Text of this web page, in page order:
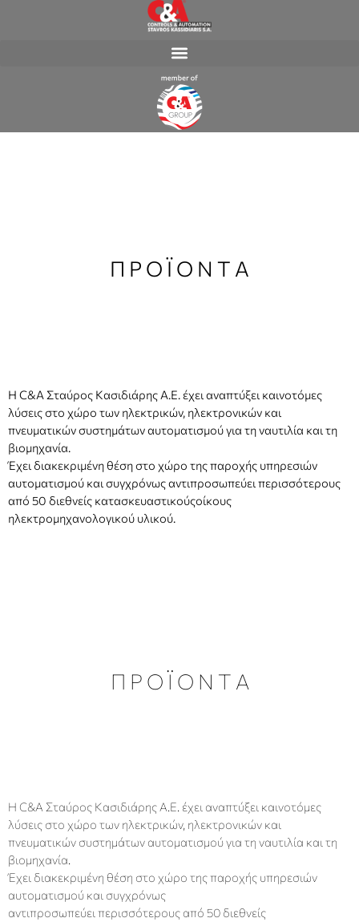
Π Ρ Ο Ϊ Ο Ν Τ Α
Η C&A Σταύρος Κασιδιάρης Α.Ε. έχει αναπτύξει καινοτόμες
λύσεις στο χώρο των ηλεκτρικών, ηλεκτρονικών και
πνευματικών συστημάτων αυτοματισμού για τη ναυτιλία και τη
βιομηχανία.
Έχει διακεκριμένη θέση στο χώρο της παροχής υπηρεσιών
αυτοματισμού και συγχρόνως αντιπροσωπεύει περισσότερους
από 50 διεθνείς κατασκευαστικούςοίκους
ηλεκτρομηχανολογικού υλικού.
Π Ρ Ο Ϊ Ο Ν Τ Α
Η C&A Σταύρος Κασιδιάρης Α.Ε. έχει αναπτύξει καινοτόμες
λύσεις στο χώρο των ηλεκτρικών, ηλεκτρονικών και
πνευματικών συστημάτων αυτοματισμού για τη ναυτιλία και τη
βιομηχανία.
Έχει διακεκριμένη θέση στο χώρο της παροχής υπηρεσιών
αυτοματισμού και συγχρόνως
αντιπροσωπεύει περισσότερους από 50 διεθνείς